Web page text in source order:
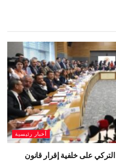
أخبار رئيسية
على خلفية إقرار قانون